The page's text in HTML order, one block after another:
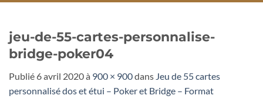
jeu-de-55-cartes-personnalise-
bridge-poker04
Publié 6 avril 2020à 900 × 900dans Jeu de 55 cartes
personnalisé dos et étui – Poker et Bridge – Format